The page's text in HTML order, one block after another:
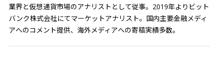
業界と仮想通貨市場のアナリストとして従事。2019年よりビット
バンク株式会社にてマーケットアナリスト。国内主要金融メディ
アへのコメント提供、海外メディアへの寄稿実績多数。